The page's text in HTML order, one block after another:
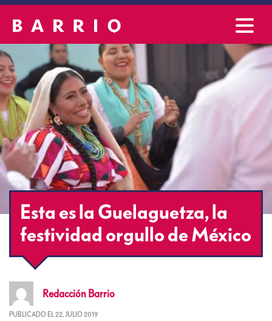
Esta es la Guelaguetza, la
festividad orgullo de México
Redacción Barrio
PUBLICADO EL 22, JULIO 2019